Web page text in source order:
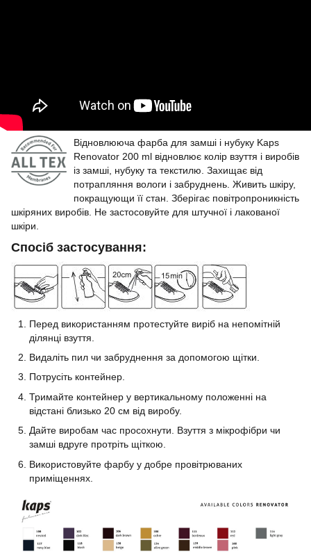
Відновлююча фарба для замші і нубуку Kaps
Renovator 200 ml відновлює колір взуття і виробів
із замші, нубуку та текстилю. Захищає від
потрапляння вологи і забруднень. Живить шкіру,
покращующи її стан. Зберігає повітропроникність
шкіряних виробів. Не застосовуйте для штучної і лакованої
шкіри.
Спосіб застосування:
Перед використанням протестуйте виріб на непомітній
ділянці взуття.
Видаліть пил чи забруднення за допомогою щітки.
Потрусіть контейнер.
Тримайте контейнер у вертикальному положенні на
відстані близько 20 см від виробу.
Дайте виробам час просохнути. Взуття з мікрофібри чи
замші вдруге протріть щіткою.
Використовуйте фарбу у добре провітрюваних
приміщеннях.